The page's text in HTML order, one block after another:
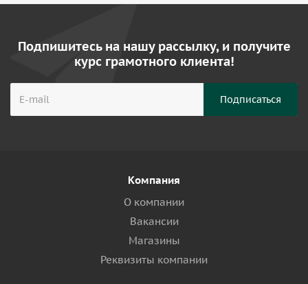
Подпишитесь на нашу рассылку, и получите
курс грамотного клиента!
Компания
О компании
Вакансии
Магазины
Реквизиты компании